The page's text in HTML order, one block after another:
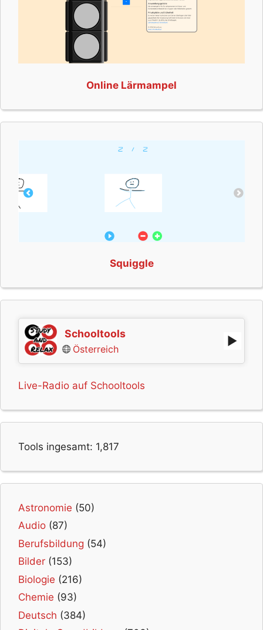
Online Lärmampel
Squiggle
Schooltools
Österreich
Live-Radio auf Schooltools
Tools ingesamt: 1,817
Astronomie (50)
Audio (87)
Berufsbildung (54)
Bilder (153)
Biologie (216)
Chemie (93)
Deutsch (384)